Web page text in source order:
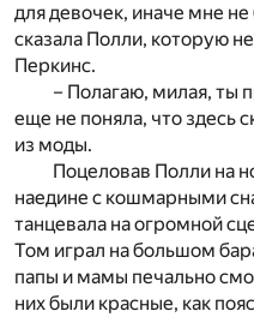
для девочек, иначе мне
сказала Полли, которую
Перкинс.
– Полагаю, милая, ты
еще не поняла, что здесь
из моды.
Поцеловав Полли на
наедине с кошмарными
танцевала на огромной
Том играл на большом
папы и мамы печально
них были красные, как